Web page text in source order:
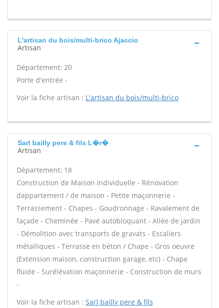
L'artisan du bois/multi-brico Ajaccio
Artisan
Département: 20
Porte d'entrée -
Voir la fiche artisan : L'artisan du bois/multi-brico
Sarl bailly pere & fils L�r�
Artisan
Département: 18
Construction de Maison Individuelle - Rénovation
dappartement / de maison - Petite maçonnerie -
Terrassement - Chapes - Goudronnage - Ravalement de
façade - Cheminée - Pavé autobloquant - Allée de jardin
- Démolition avec transports de gravats - Escaliers
métalliques - Terrasse en béton / Chape - Gros oeuvre
(Extension maison, construction garage, etc) - Chape
fluide - Surélévation maçonnerie - Construction de murs
-
Voir la fiche artisan : Sarl bailly pere & fils